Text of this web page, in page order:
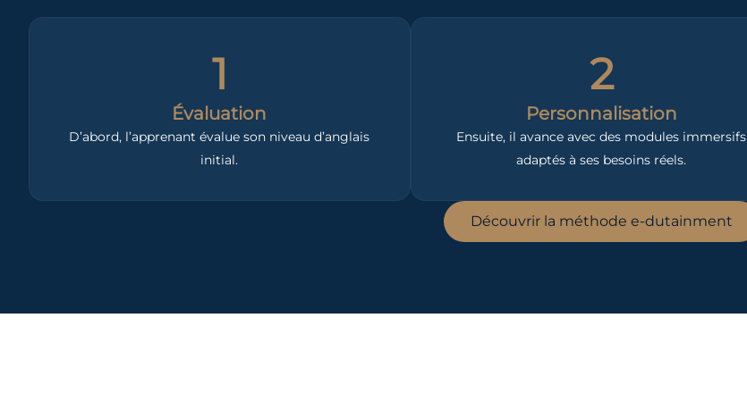
1
Évaluation
D’abord, l’apprenant évalue son niveau d’anglais
initial.
2
Personnalisation
Ensuite, il avance avec des modules immersifs
adaptés à ses besoins réels.
Découvrir la méthode e-dutainment